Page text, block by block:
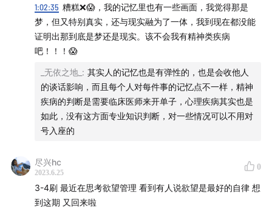
1:27:15【谢谢你好好照顾将来的自己】
1:30:49你以为结束了吗：因为歌词又聊起来多巴胺式恋爱
【彩蛋一：利伯曼留给世界的三个真理】
【彩蛋二：上帝的证明】
1:42:49推荐音乐：What You See - Ed Patrick
1:02:35 糟糕❌😱，我的记忆里也有一些画面，我觉得那是
梦，但又特别真实，还与现实融为了一体，我到现在都没能
证明出那到底是梦还是现实。该不会我有精神类疾病
吧！！！😱
_无依之地_ : 其实人的记忆也是有弹性的，也是会收他人
的谈话影响，而且每个人对每件事的记忆点不一样，精神
疾病的判断是需要临床医师来开单子，心理疾病其实也是
如此，没有这方面专业知识判断，对一些情况可以不用对
号入座的
尽兴hc
2023.6.25
0
3-4刷 最近在思考欲望管理 看到有人说欲望是最好的自律 想
到这期 又回来啦